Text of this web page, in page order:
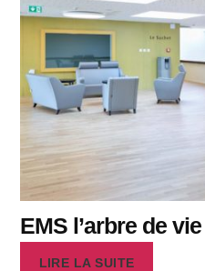
EMS l’arbre de vie
LIRE LA SUITE